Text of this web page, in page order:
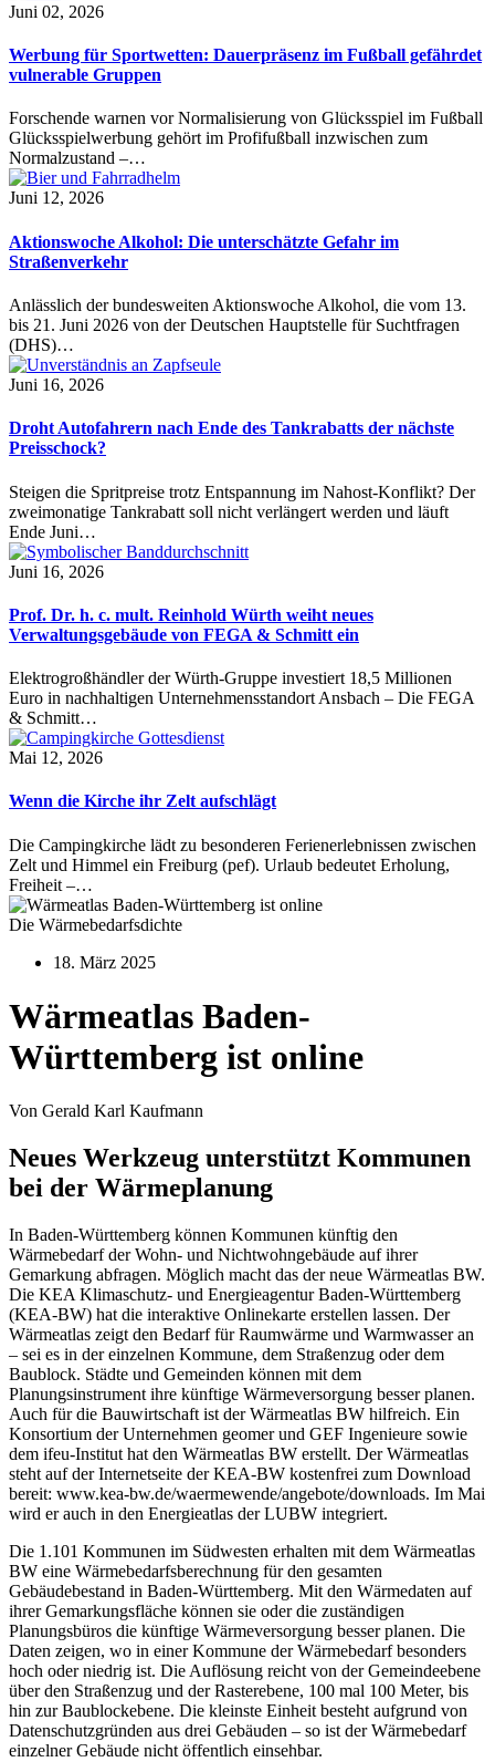
Juni 02, 2026
Werbung für Sportwetten: Dauerpräsenz im Fußball gefährdet
vulnerable Gruppen
Forschende warnen vor Normalisierung von Glücksspiel im Fußball
Glücksspielwerbung gehört im Profifußball inzwischen zum
Normalzustand –…
Juni 12, 2026
Aktionswoche Alkohol: Die unterschätzte Gefahr im
Straßenverkehr
Anlässlich der bundesweiten Aktionswoche Alkohol, die vom 13.
bis 21. Juni 2026 von der Deutschen Hauptstelle für Suchtfragen
(DHS)…
Juni 16, 2026
Droht Autofahrern nach Ende des Tankrabatts der nächste
Preisschock?
Steigen die Spritpreise trotz Entspannung im Nahost-Konflikt? Der
zweimonatige Tankrabatt soll nicht verlängert werden und läuft
Ende Juni…
Juni 16, 2026
Prof. Dr. h. c. mult. Reinhold Würth weiht neues
Verwaltungsgebäude von FEGA & Schmitt ein
Elektrogroßhändler der Würth-Gruppe investiert 18,5 Millionen
Euro in nachhaltigen Unternehmensstandort Ansbach – Die FEGA
& Schmitt…
Mai 12, 2026
Wenn die Kirche ihr Zelt aufschlägt
Die Campingkirche lädt zu besonderen Ferienerlebnissen zwischen
Zelt und Himmel ein Freiburg (pef). Urlaub bedeutet Erholung,
Freiheit –…
Die Wärmebedarfsdichte
18. März 2025
Wärmeatlas Baden-
Württemberg ist online
Von Gerald Karl Kaufmann
Neues Werkzeug unterstützt Kommunen
bei der Wärmeplanung
In Baden-Württemberg können Kommunen künftig den
Wärmebedarf der Wohn- und Nichtwohngebäude auf ihrer
Gemarkung abfragen. Möglich macht das der neue Wärmeatlas BW.
Die KEA Klimaschutz- und Energieagentur Baden-Württemberg
(KEA-BW) hat die interaktive Onlinekarte erstellen lassen. Der
Wärmeatlas zeigt den Bedarf für Raumwärme und Warmwasser an
– sei es in der einzelnen Kommune, dem Straßenzug oder dem
Baublock. Städte und Gemeinden können mit dem
Planungsinstrument ihre künftige Wärmeversorgung besser planen.
Auch für die Bauwirtschaft ist der Wärmeatlas BW hilfreich. Ein
Konsortium der Unternehmen geomer und GEF Ingenieure sowie
dem ifeu-Institut hat den Wärmeatlas BW erstellt. Der Wärmeatlas
steht auf der Internetseite der KEA-BW kostenfrei zum Download
bereit: www.kea-bw.de/waermewende/angebote/downloads. Im Mai
wird er auch in den Energieatlas der LUBW integriert.
Die 1.101 Kommunen im Südwesten erhalten mit dem Wärmeatlas
BW eine Wärmebedarfsberechnung für den gesamten
Gebäudebestand in Baden-Württemberg. Mit den Wärmedaten auf
ihrer Gemarkungsfläche können sie oder die zuständigen
Planungsbüros die künftige Wärmeversorgung besser planen. Die
Daten zeigen, wo in einer Kommune der Wärmebedarf besonders
hoch oder niedrig ist. Die Auflösung reicht von der Gemeindeebene
über den Straßenzug und der Rasterebene, 100 mal 100 Meter, bis
hin zur Baublockebene. Die kleinste Einheit besteht aufgrund von
Datenschutzgründen aus drei Gebäuden – so ist der Wärmebedarf
einzelner Gebäude nicht öffentlich einsehbar.